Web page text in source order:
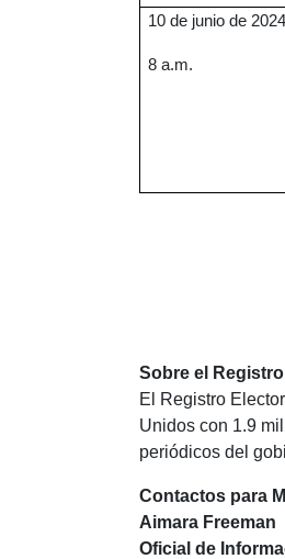
10 de junio de 2024
8 a.m.
Sobre el
El Registro
Unidos con 1.9
periódicos del
Contactos para
Aimara Freeman
Oficial de